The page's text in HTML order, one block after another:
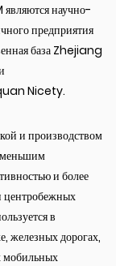
являются научно-
предприятия
база Zhejiang
Nicety.
и производством
меньшим
и более
центробежных
в
железных дорогах,
мобильных